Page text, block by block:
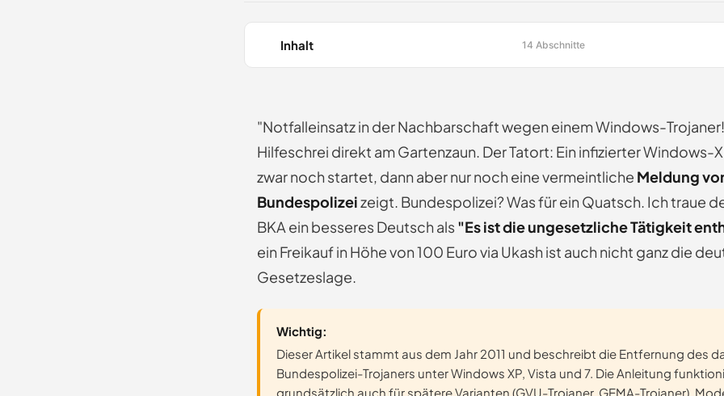
Inhalt 14 Abschnitte
"Notfalleinsatz in der Nachbarschaft wegen einem Windows-
Hilfeschrei direkt am Gartenzaun. Der Tatort: Ein infizierter Windows-
zwar noch startet, dann aber nur noch eine vermeintliche Meldung
Bundespolizeizeigt. Bundespolizei? Was für ein Quatsch. Ich traue
BKA ein besseres Deutsch als"Es ist die ungesetzliche Tätigkeit
ein Freikauf in Höhe von 100 Euro via Ukash ist auch nicht ganz die
Gesetzeslage.
Wichtig:
Dieser Artikel stammt aus dem Jahr 2011 und beschreibt die Entfernung des
Bundespolizei-Trojaners unter Windows XP, Vista und 7. Die Anleitung
grundsätzlich auch für spätere Varianten (GVU-Trojaner, GEMA-Trojaner).